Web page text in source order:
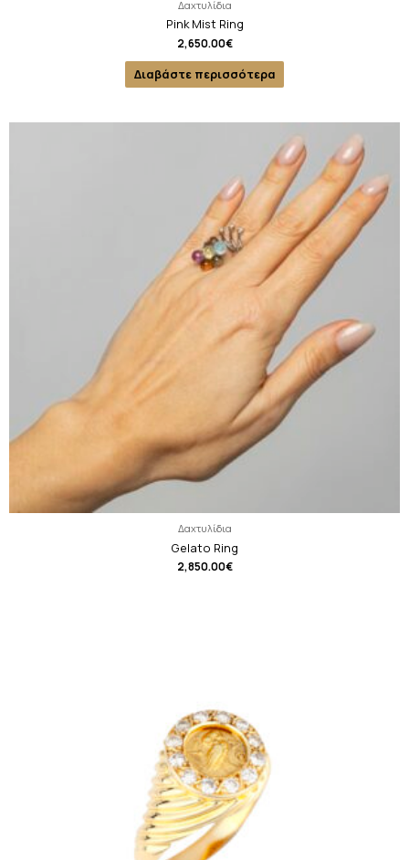
Δαχτυλίδια
Pink Mist Ring
2,650.00€
Διαβάστε περισσότερα
Δαχτυλίδια
Gelato Ring
2,850.00€